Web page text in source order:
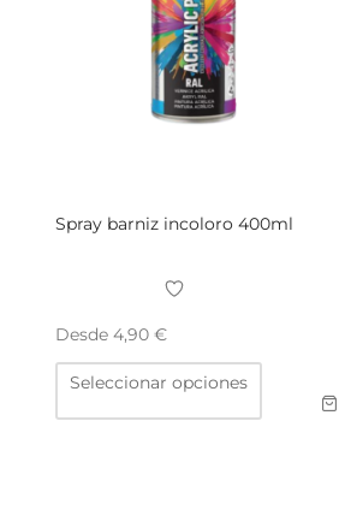
Spray barniz incoloro 400ml
Desde 4,90 €
Seleccionar opciones
Este
múltiples